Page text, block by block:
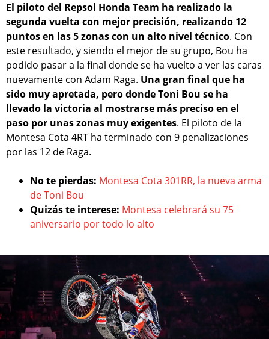
El piloto del Repsol Honda Team ha realizado la
segunda vuelta con mejor precisión, realizando 12
puntos en las 5 zonas con un alto nivel técnico. Con
este resultado, y siendo el mejor de su grupo, Bou ha
podido pasar a la final donde se ha vuelto a ver las caras
nuevamente con Adam Raga. Una gran final que ha
sido muy apretada, pero donde Toni Bou se ha
llevado la victoria al mostrarse más preciso en el
paso por unas zonas muy exigentes. El piloto de la
Montesa Cota 4RT ha terminado con 9 penalizaciones
por las 12 de Raga.
No te pierdas: Montesa Cota 301RR, la nueva arma
de Toni Bou
Quizás te interese: Montesa celebrará su 75
aniversario por todo lo alto